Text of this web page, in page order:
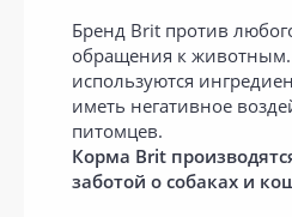
Бренд Brit против
обращения к животным.
используются
иметь негативное
питомцев.
Корма Brit
заботой о собаках и